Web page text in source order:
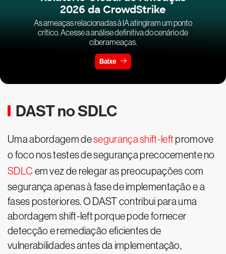
2026 da CrowdStrike
As ameaças relacionadas à IA atingiram um ponto
crítico. Acesse a análise definitiva do cenário de
ciberameaças.
Baixe
DAST no SDLC
Uma abordagem desegurança shift-left promove
o foco nos testes de segurança precocemente no
SDLC em vez de relegar as preocupações com
segurança apenas à fase de implementação e a
fases posteriores. O DAST contribui para uma
abordagem shift-left porque pode fornecer
detecção e remediação eficientes de
vulnerabilidades antes da implementação,